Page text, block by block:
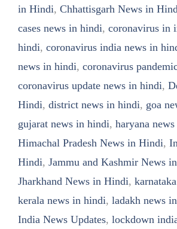
in Hindi, Chhattisgarh News in
cases news in hindi, coronavirus in
hindi, coronavirus india news in
news in hindi, coronavirus
coronavirus update news in hindi,
Hindi, district news in hindi, goa
gujarat news in hindi, haryana
Himachal Pradesh News in Hindi,
Hindi, Jammu and Kashmir News
Jharkhand News in Hindi,
kerala news in hindi, ladakh news
India News Updates, lockdown